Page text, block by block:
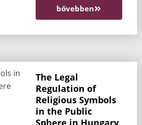
bővebben
The Legal
Regulation of
Religious Symbols
in the Public
Sphere in Hungary